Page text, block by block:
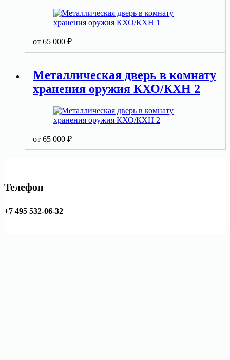
от 65 000 ₽
Металлическая дверь в комнату
хранения оружия КХО/КХН 2
от 65 000 ₽
Телефон
+7 495 532-06-32